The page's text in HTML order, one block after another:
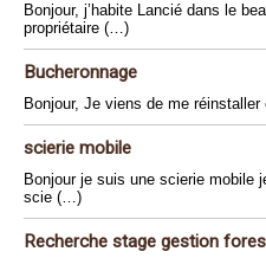
Bonjour, j’habite Lancié dans le
propriétaire (…)
Bucheronnage
Bonjour, Je viens de me
scierie mobile
Bonjour je suis une scierie mobile
scie (…)
Recherche stage gestion